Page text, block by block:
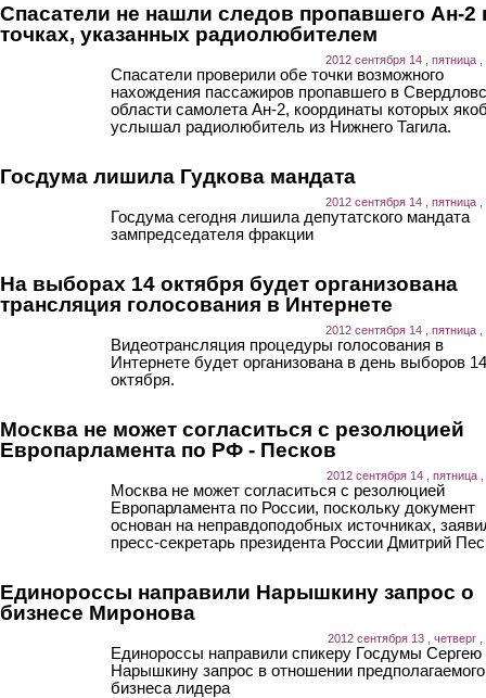
Спасатели не нашли следов пропавшего Ан-2
точках, указанных радиолюбителем
2012 сентября 14 , пятница ,
Спасатели проверили обе точки возможного
нахождения пассажиров пропавшего в
области самолета Ан-2, координаты которых
услышал радиолюбитель из Нижнего Тагила.
Госдума лишила Гудкова мандата
2012 сентября 14 , пятница ,
Госдума сегодня лишила депутатского мандата
зампредседателя фракции
На выборах 14 октября будет организована
трансляция голосования в Интернете
2012 сентября 14 , пятница ,
Видеотрансляция процедуры голосования в
Интернете будет организована в день выборов 14
октября.
Москва не может согласиться с резолюцией
Европарламента по РФ - Песков
2012 сентября 14 , пятница ,
Москва не может согласиться с резолюцией
Европарламента по России, поскольку документ
основан на неправдоподобных источниках,
пресс-секретарь президента России Дмитрий
Единороссы направили Нарышкину запрос о
бизнесе Миронова
2012 сентября 13 , четверг ,
Единороссы направили спикеру Госдумы Сергею
Нарышкину запрос в отношении предполагаемого
бизнеса лидера